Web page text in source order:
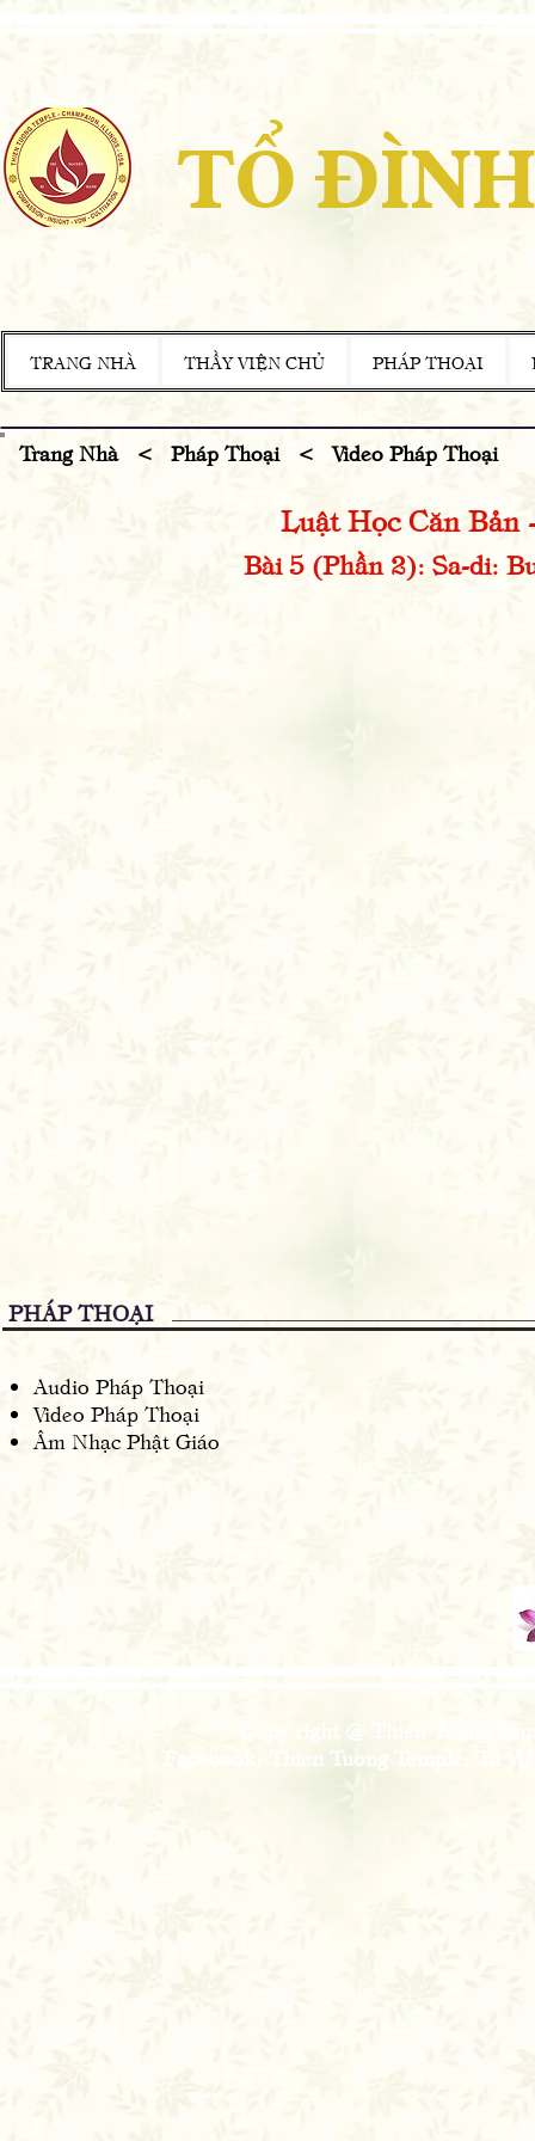
TỔ
TRANG NHÀ THẦY VIỆN CHỦ PHÁP THOẠI
Trang Nhà < Pháp Thoại < Video Pháp Thoại
Luật Học Căn Bản
Bài 5 (Phần 2): Sa-di:
PHÁP THOẠI
Audio Pháp Thoại
Video Pháp Thoại
Âm Nhạc Phật Giáo
Copy right @ Thien Tuong
Facebook: Thien Tuong Temple; Tu